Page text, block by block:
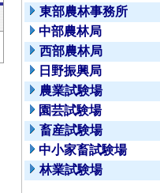
東部農林事務所
中部農林局
西部農林局
日野振興局
農業試験場
園芸試験場
畜産試験場
中小家畜試験場
林業試験場